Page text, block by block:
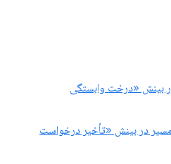
بینش «درخت وابستگی
در بینش «تأخیر درخواست